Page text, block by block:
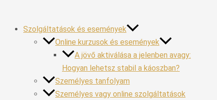
Szolgáltatások és események
Online kurzusok és események
A jövő aktiválása a jelenben avagy:
Hogyan lehetsz stabil a káoszban?
Személyes tanfolyam
Személyes vagy online szolgáltatások